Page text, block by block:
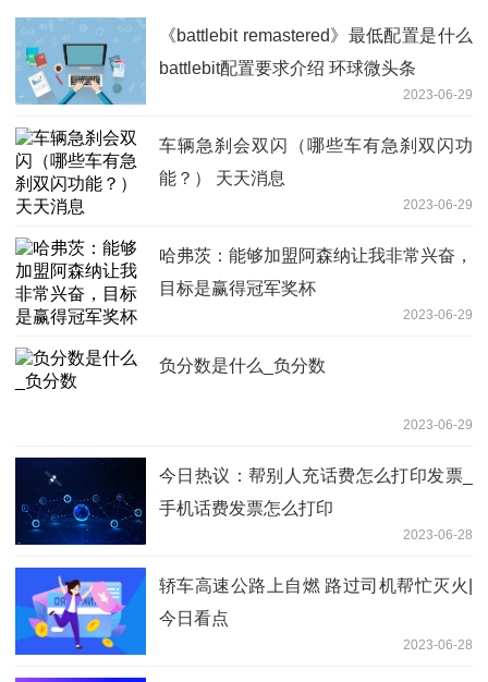
《battlebit remastered》最低配置是什么
battlebit配置要求介绍 环球微头条
2023-06-29
车辆急刹会双闪（哪些车有急刹双闪功
能？） 天天消息
2023-06-29
哈弗茨：能够加盟阿森纳让我非常兴奋，
目标是赢得冠军奖杯
2023-06-29
负分数是什么_负分数
2023-06-29
今日热议：帮别人充话费怎么打印发票_
手机话费发票怎么打印
2023-06-28
轿车高速公路上自燃 路过司机帮忙灭火|
今日看点
2023-06-28